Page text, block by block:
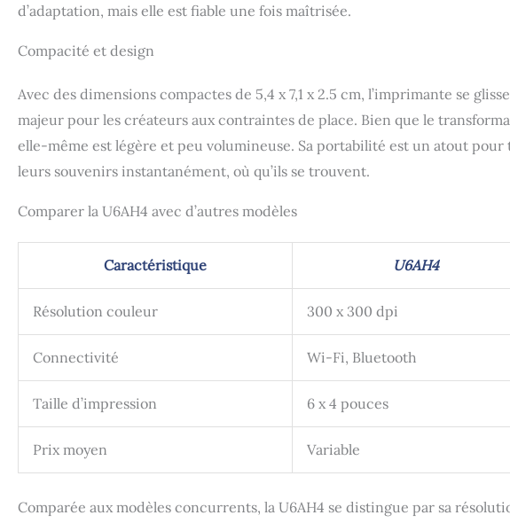
d’adaptation, mais elle est fiable une fois maîtrisée.
Compacité et design
Avec des dimensions compactes de 5,4 x 7,1 x 2.5 cm, l’imprimante se
majeur pour les créateurs aux contraintes de place. Bien que le
elle-même est légère et peu volumineuse. Sa portabilité est un atout
leurs souvenirs instantanément, où qu’ils se trouvent.
Comparer la U6AH4 avec d’autres modèles
Caractéristique U6AH4
Résolution couleur 300 x 300 dpi
Connectivité Wi-Fi, Bluetooth
Taille d’impression 6 x 4 pouces
Prix moyen Variable
Comparée aux modèles concurrents, la U6AH4 se distingue par sa